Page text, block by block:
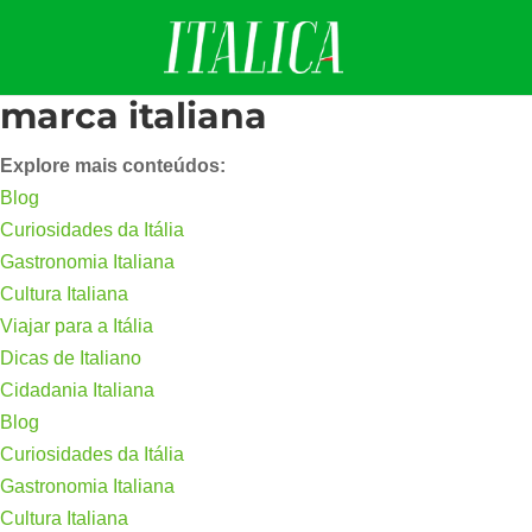
marca italiana
Explore mais conteúdos:
Blog
Curiosidades da Itália
Gastronomia Italiana
Cultura Italiana
Viajar para a Itália
Dicas de Italiano
Cidadania Italiana
Blog
Curiosidades da Itália
Gastronomia Italiana
Cultura Italiana